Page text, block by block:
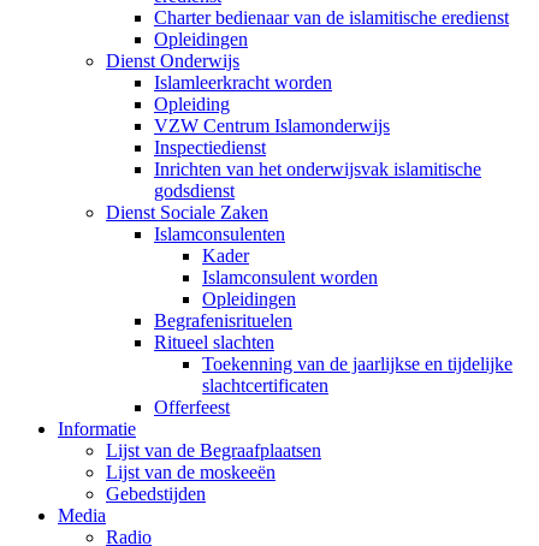
Charter bedienaar van de islamitische eredienst
Opleidingen
Dienst Onderwijs
Islamleerkracht worden
Opleiding
VZW Centrum Islamonderwijs
Inspectiedienst
Inrichten van het onderwijsvak islamitische
godsdienst
Dienst Sociale Zaken
Islamconsulenten
Kader
Islamconsulent worden
Opleidingen
Begrafenisrituelen
Ritueel slachten
Toekenning van de jaarlijkse en tijdelijke
slachtcertificaten
Offerfeest
Informatie
Lijst van de Begraafplaatsen
Lijst van de moskeeën
Gebedstijden
Media
Radio